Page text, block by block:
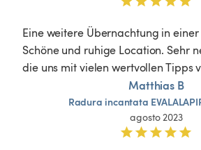
Eine weitere Übernachtung in
Schöne und ruhige Location. Sehr
die uns mit vielen wertvollen Tipps
Matthias B
Radura incantata
agosto 2023